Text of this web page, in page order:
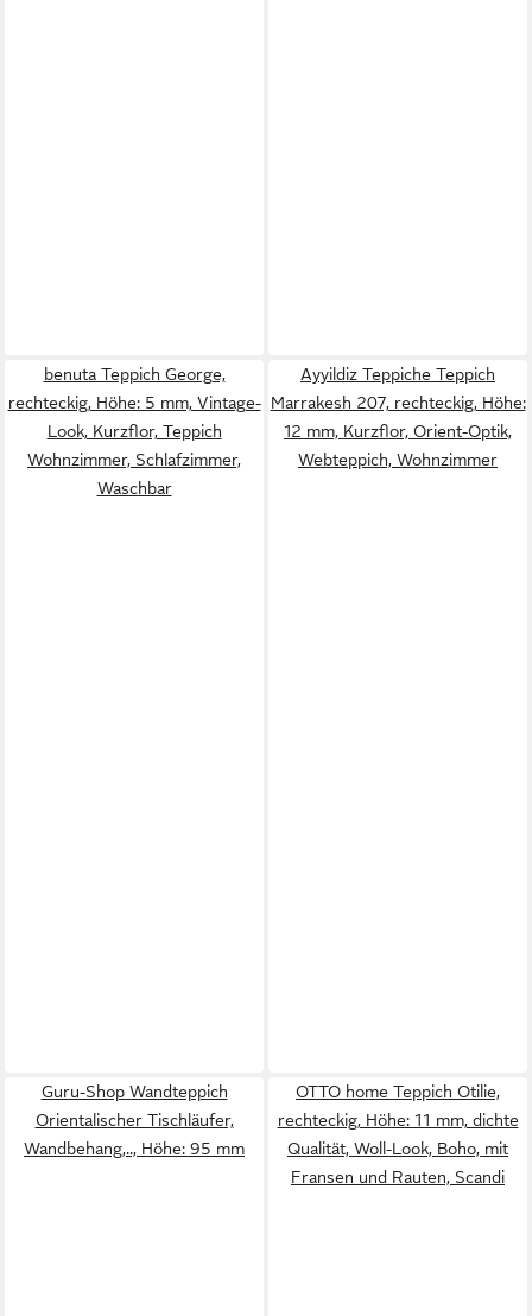
benuta Teppich George,
rechteckig, Höhe: 5 mm, Vintage-
Look, Kurzflor, Teppich
Wohnzimmer, Schlafzimmer,
Waschbar
Ayyildiz Teppiche Teppich
Marrakesh 207, rechteckig, Höhe:
12 mm, Kurzflor, Orient-Optik,
Webteppich, Wohnzimmer
Guru-Shop Wandteppich
Orientalischer Tischläufer,
Wandbehang,.., Höhe: 95 mm
OTTO home Teppich Otilie,
rechteckig, Höhe: 11 mm, dichte
Qualität, Woll-Look, Boho, mit
Fransen und Rauten, Scandi